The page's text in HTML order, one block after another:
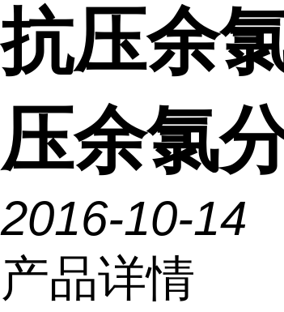
抗压余
压余氯
2016-10-14
产品详情